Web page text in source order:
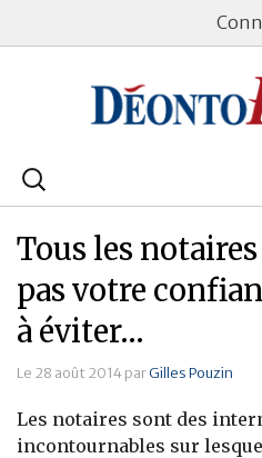
Rechercher
Bourse
Placements
Assurance Vie
Patrimoine
Tous les
pas votre
à éviter…
Le 28 août 2014 parGilles Pouzin
Les notaires sont des
incontournables sur